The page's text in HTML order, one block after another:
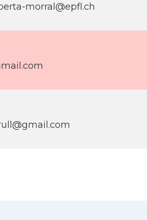
morral@epfl.ch